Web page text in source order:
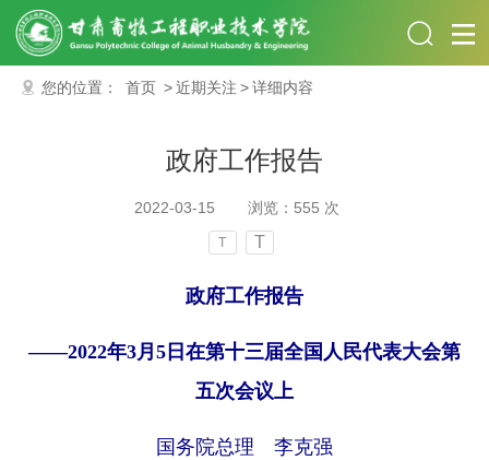
您的位置： 首页 >近期关注 >详细内容
政府工作报告
2022-03-15 浏览： 555 次
T T
政府工作报告
——2022年3月5日在第十三届全国人民代表大会第
五次会议上
国务院总理 李克强